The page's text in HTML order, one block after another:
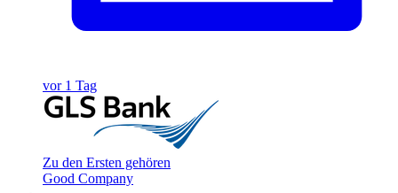
vor 1 Tag
Zu den Ersten gehören
Good Company